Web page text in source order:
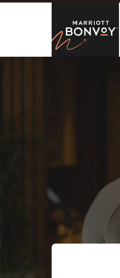
Skip to Content
Bonvoy